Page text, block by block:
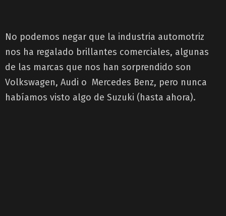
No podemos negar que la industria automotriz
nos ha regalado brillantes comerciales, algunas
de las marcas que nos han sorprendido son
Volkswagen, Audi o Mercedes Benz, pero nunca
habíamos visto algo de Suzuki (hasta ahora).